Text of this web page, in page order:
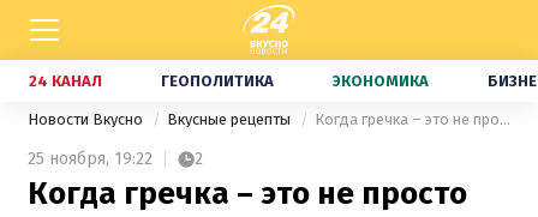
24 КАНАЛ ГЕОПОЛИТИКА ЭКОНОМИКА
Новости Вкусно Вкусные рецепты Когда гречка – это не просто гарнир: готовим пряник, который удивит вас своим вкусом
25 ноября, 19:22 2
Когда гречка – это не просто